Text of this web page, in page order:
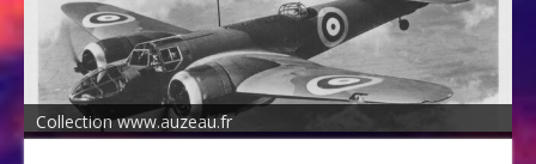
Collection www.auzeau.fr